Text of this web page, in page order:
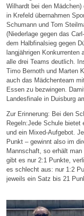
Wilhardt bei den
in Krefeld übernahmen
Schumann und Tom
(Niederlage gegen das
dem Halbfinalsieg gegen
langjährigen Konkurrenten
alle drei Teams deutlich.
Timo Bernoth und Marten
auch das Mädchenteam
Essen zu bezwingen.
Landesfinale in Duisburg
Zur Erinnerung: Bei den
Regeln:Jede Schule bietet
und ein Mixed-Aufgebot.
Punkt – gewinnt also im
Mannschaft, so erhält
gibt es nur 2:1 Punkte,
es schlecht aus: nur 1:2
jeweils ein Satz bis 21